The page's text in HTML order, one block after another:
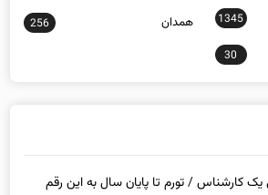
30
کارشناس / تورم تا پایان سال به این رقم